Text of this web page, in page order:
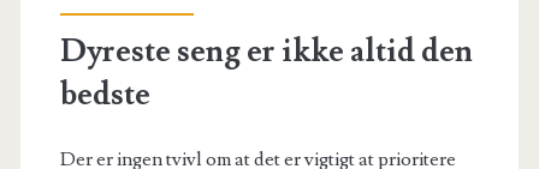
Dyreste seng er ikke altid den
bedste
Der er ingen tvivl om at det er vigtigt at prioritere